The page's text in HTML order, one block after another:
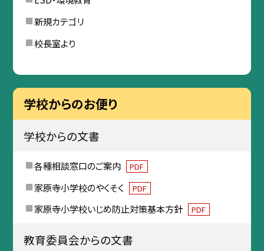
新規カテゴリ
校長室より
学校からのお便り
学校からの文書
各種相談窓口のご案内 PDF
家原寺小学校のやくそく PDF
家原寺小学校いじめ防止対策基本方針 PDF
教育委員会からの文書